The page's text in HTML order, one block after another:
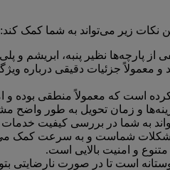
نکات زیر می‌تواند به شما کمک کند:
از پارچه‌ها نظیر پنبه، ابریشم
جزئیات دقیقی درباره
است که معمولاً منطقی بوده و
و زمان تحویل به طور واضح
به شما در بررسی کیفیت
و مشکلات شماست و به سرعت کمک
و امنیت بالایی است.
است تا در صورت نارضایتی